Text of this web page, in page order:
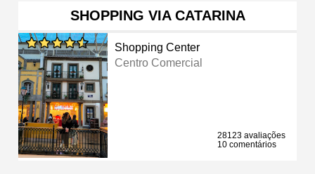
SHOPPING VIA CATARINA
Shopping Center
Centro Comercial
28123 avaliações
10 comentários